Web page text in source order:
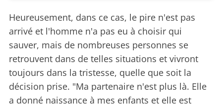
Heureusement, dans ce cas, le pire n'est pas
arrivé et l'homme n'a pas eu à choisir qui
sauver, mais de nombreuses personnes se
retrouvent dans de telles situations et vivront
toujours dans la tristesse, quelle que soit la
décision prise. "Ma partenaire n'est plus là. Elle
a donné naissance à mes enfants et elle est